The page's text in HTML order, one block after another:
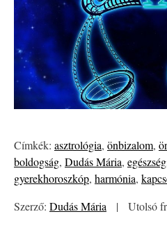
Címkék: asztrológia, önbizalom,
boldogság, Dudás Mária, egészség
gyerekhoroszkóp, harmónia,
Szerző: Dudás Mária | Utolsó